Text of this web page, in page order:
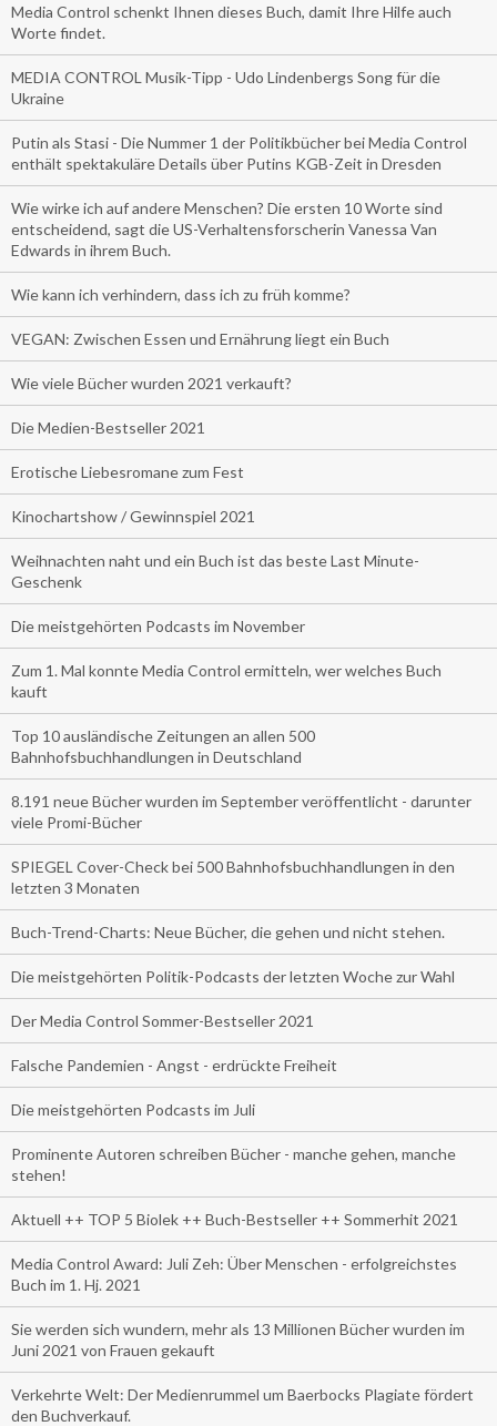
Media Control schenkt Ihnen dieses Buch, damit Ihre Hilfe auch
Worte findet.
MEDIA CONTROL Musik-Tipp - Udo Lindenbergs Song für die
Ukraine
Putin als Stasi - Die Nummer 1 der Politikbücher bei Media Control
enthält spektakuläre Details über Putins KGB-Zeit in Dresden
Wie wirke ich auf andere Menschen? Die ersten 10 Worte sind
entscheidend, sagt die US-Verhaltensforscherin Vanessa Van
Edwards in ihrem Buch.
Wie kann ich verhindern, dass ich zu früh komme?
VEGAN: Zwischen Essen und Ernährung liegt ein Buch
Wie viele Bücher wurden 2021 verkauft?
Die Medien-Bestseller 2021
Erotische Liebesromane zum Fest
Kinochartshow / Gewinnspiel 2021
Weihnachten naht und ein Buch ist das beste Last Minute-
Geschenk
Die meistgehörten Podcasts im November
Zum 1. Mal konnte Media Control ermitteln, wer welches Buch
kauft
Top 10 ausländische Zeitungen an allen 500
Bahnhofsbuchhandlungen in Deutschland
8.191 neue Bücher wurden im September veröffentlicht - darunter
viele Promi-Bücher
SPIEGEL Cover-Check bei 500 Bahnhofsbuchhandlungen in den
letzten 3 Monaten
Buch-Trend-Charts: Neue Bücher, die gehen und nicht stehen.
Die meistgehörten Politik-Podcasts der letzten Woche zur Wahl
Der Media Control Sommer-Bestseller 2021
Falsche Pandemien - Angst - erdrückte Freiheit
Die meistgehörten Podcasts im Juli
Prominente Autoren schreiben Bücher - manche gehen, manche
stehen!
Aktuell ++ TOP 5 Biolek ++ Buch-Bestseller ++ Sommerhit 2021
Media Control Award: Juli Zeh: Über Menschen - erfolgreichstes
Buch im 1. Hj. 2021
Sie werden sich wundern, mehr als 13 Millionen Bücher wurden im
Juni 2021 von Frauen gekauft
Verkehrte Welt: Der Medienrummel um Baerbocks Plagiate fördert
den Buchverkauf.